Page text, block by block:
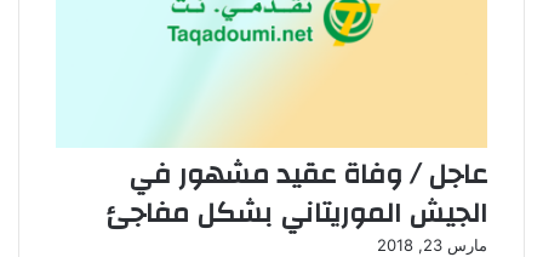
عاجل / وفاة عقيد مشهور في
الجيش الموريتاني بشكل مفاجئ
مارس 23, 2018